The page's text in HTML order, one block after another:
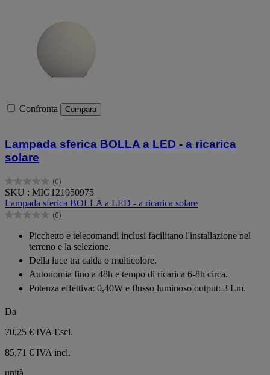
Confronta Compara
Lampada sferica BOLLA a LED - a ricarica
solare
(0)
0.0
su
5
stelle.
SKU : MIG121950975
Lampada sferica BOLLA a LED - a ricarica solare
(0)
0.0
Picchetto e telecomandi inclusi facilitano l'installazione nel
terreno e la selezione.
Della luce tra calda o multicolore.
Autonomia fino a 48h e tempo di ricarica 6-8h circa.
Potenza effettiva: 0,40W e flusso luminoso output: 3 Lm.
Da
70,25 € IVA Escl.
85,71 € IVA incl.